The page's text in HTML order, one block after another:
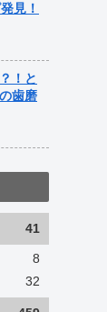
見！
！と
歯磨
41
8
32